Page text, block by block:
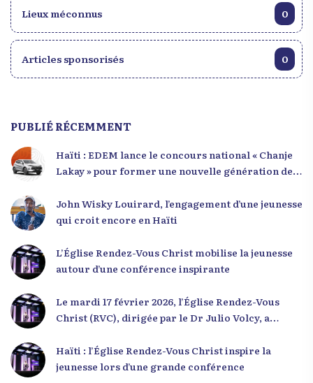
Lieux méconnus 0
Articles sponsorisés 0
PUBLIÉ RÉCEMMENT
Haïti : EDEM lance le concours national « Chanje
Lakay » pour former une nouvelle génération de
John Wisky Louirard, l’engagement d’une jeunesse
qui croit encore en Haïti
L’Église Rendez-Vous Christ mobilise la jeunesse
autour d’une conférence inspirante
Le mardi 17 février 2026, l’Église Rendez-Vous
Christ (RVC), dirigée par le Dr Julio Volcy, a
dans ses locaux à Delmas 75 pour une conférence
placée sous le thème « Menm Ou Menm Tou ».
Haïti : l’Église Rendez-Vous Christ inspire la
jeunesse lors d’une grande conférence